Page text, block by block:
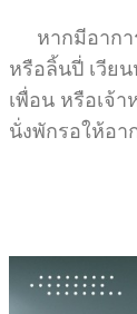
หากมีอากา
หรือลิ้นปี่ เวีย
เพื่อน หรือเจ้
นั่งพักรอให้อา